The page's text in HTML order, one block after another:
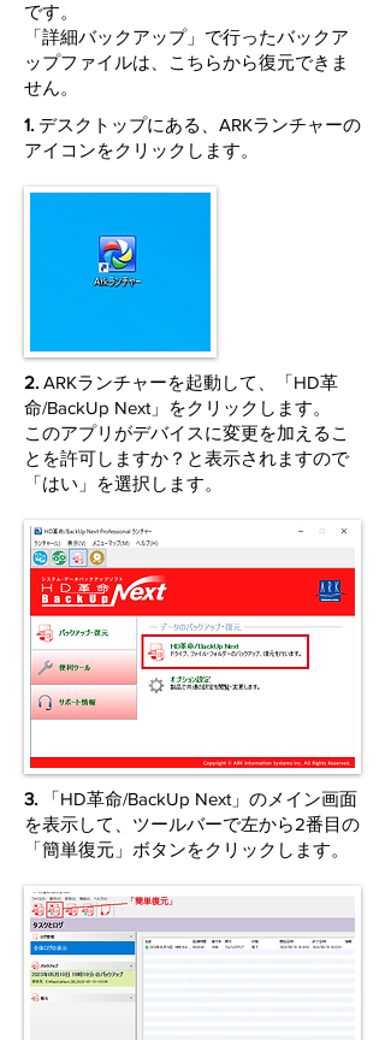
です。
「詳細バックアップ」で行ったバックア
ップファイルは、こちらから復元できま
せん。
1. デスクトップにある、ARKランチャーの
アイコンをクリックします。
2. ARKランチャーを起動して、「HD革
命/BackUp Next」をクリックします。
このアプリがデバイスに変更を加えるこ
とを許可しますか？と表示されますので
「はい」を選択します。
3.
「HD革命/BackUp Next」のメイン画面
を表示して、ツールバーで左から2番目の
「簡単復元」ボタンをクリックします。
「簡単復元」